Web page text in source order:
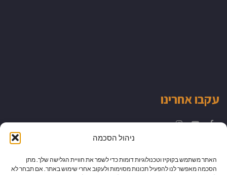
ניהול הסכמה
האתר משתמש בקוקיז וטכנולוגיות דומות כדי לשפר את חוויית הגלישה שלך. מתן
הסכמה מאפשר לנו להפעיל תכונות מסוימות ולעקוב אחרי שימוש באתר. אם תבחר לא
עקבו אחרינו